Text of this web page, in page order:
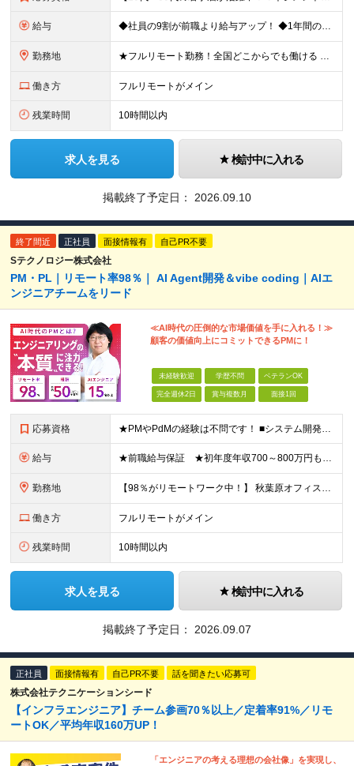
給与 ◆社員の9割が前職より給与アップ！ ◆1年間の昇給で月給2万～4万円UPも可能！ 月給450,000円～531,500円+賞与年2回 ※経験・スキルを考慮の上、優遇いたします ※残業代につきまして
勤務地 ★フルリモート勤務！全国どこからでも働ける 【事業所】 東京都品川区西五反田2-24-4 THE CROSS GOTANDA 1F ＼一人にならない！帰属意識を感じながら働ける／ リモートでもメン
働き方 フルリモートがメイン
残業時間 10時間以内
求人を見る 検討中に入れる
掲載終了予定日： 2026.09.10
終了間近 正社員 面接情報有 自己PR不要
Sテクノロジー株式会社
PM・PL｜リモート率98％｜ AI Agent開発＆vibe coding｜AIエ
ンジニアチームをリード
≪AI時代の圧倒的な市場価値を手に入れる！≫
顧客の価値向上にコミットできるPMに！
未経験歓迎 学歴不問 ベテランOK
完全週休2日 賞与複数月 面接1回
応募資格 ★PMやPdMの経験は不問です！ ■システム開発においてリーダーなどマネジメント経験をお持ちの方 ■学歴不問 ≪こんな方はぜびご応募ください≫ □リーダー経験を活かしてステップアップしたい □管理
給与 ★前職給与保証 ★初年度年収700～800万円も可能 月給50万円～90万円＋賞与年2回＋各種手当 ◎スキルや経験などを考慮。前職から給与アップをお約束します！ ◎上記月給には固定残業代30時間分
勤務地 【98％がリモートワーク中！】 秋葉原オフィス、または福岡オフィス ※転勤はありません ＜本社＞ 東京都台東区台東4-14-7 日警東京ビル5F ＜福岡営業所＞ 福岡県福岡市博多区博多駅前1-2
働き方 フルリモートがメイン
残業時間 10時間以内
求人を見る 検討中に入れる
掲載終了予定日： 2026.09.07
正社員 面接情報有 自己PR不要 話を聞きたい応募可
株式会社テクニケーションシード
【インフラエンジニア】チーム参画70％以上／定着率91%／リモ
ートOK／平均年収160万UP！
「エンジニアの考える理想の会社像」を実現し、